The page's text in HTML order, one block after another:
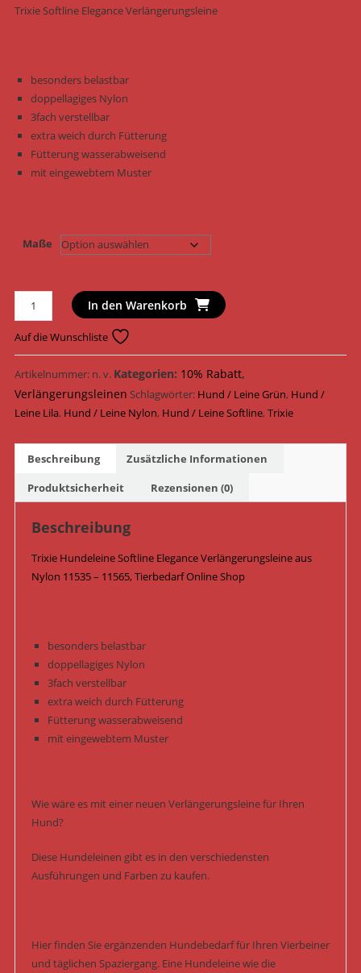
Trixie Softline Elegance Verlängerungsleine
besonders belastbar
doppellagiges Nylon
3fach verstellbar
extra weich durch Fütterung
Fütterung wasserabweisend
mit eingewebtem Muster
Maße
Trixie
Hundeleine
Softline
Elegance Verlängerungsleine
Nylon
11535
-
/
Lila/Grün
Menge
In den Warenkorb
Auf die Wunschliste
Artikelnummer: n. v. Kategorien: 10% Rabatt,
Verlängerungsleinen Schlagwörter: Hund / Leine Grün, Hund /
Leine Lila, Hund / Leine Nylon, Hund / Leine Softline,Trixie
Beschreibung
Zusätzliche Informationen
Produktsicherheit
Rezensionen (0)
Beschreibung
Trixie Hundeleine Softline Elegance Verlängerungsleine aus
Nylon 11535 – 11565, Tierbedarf Online Shop
besonders belastbar
doppellagiges Nylon
3fach verstellbar
extra weich durch Fütterung
Fütterung wasserabweisend
mit eingewebtem Muster
Wie wäre es mit einer neuen Verlängerungsleine für Ihren
Hund?
Diese Hundeleinen gibt es in den verschiedensten
Ausführungen und Farben zu kaufen.
Hier finden Sie ergänzenden Hundebedarf für Ihren Vierbeiner
und täglichen Spaziergang. Eine Hundeleine wie die